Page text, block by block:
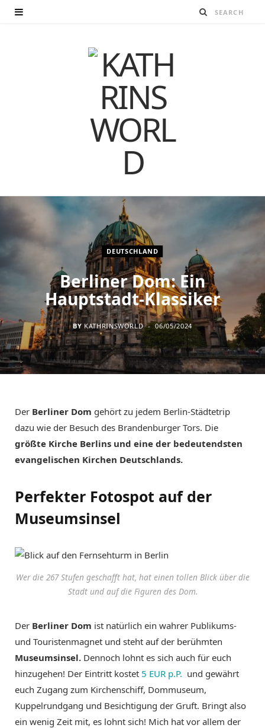
DEUTSCHLAND
Berliner Dom: Ein
Hauptstadt-Klassiker
BY KATHRINSWORLD 06/05/2024
Der Berliner Dom gehört zu jedem Berlin-Städtetrip
dazu wie der Besuch des Brandenburger Tors. Die
größte Kirche Berlins und eine der bedeutendsten
evangelischen Kirchen Deutschlands.
Perfekter Fotospot auf der
Museumsinsel
Wer die 267 Stufen geschafft hat, hat einen tollen Blick über die
Stadt und auf die Figuren des Dom.
Der Berliner Dom ist natürlich ein wahrer Publikums-
und Touristenmagnet und steht auf der berühmten
Museumsinsel. Dennoch lohnt es sich auch für euch
hinzugehen! Der Eintritt kostet 5 EUR p.P. und gewährt
euch Zugang zum Kirchenschiff, Dommuseum,
Kuppelrundgang und Besichtigung der Gruft. Bringt also
ein wenig Zeit mit, es lohnt sich! Mich hat vor allem der